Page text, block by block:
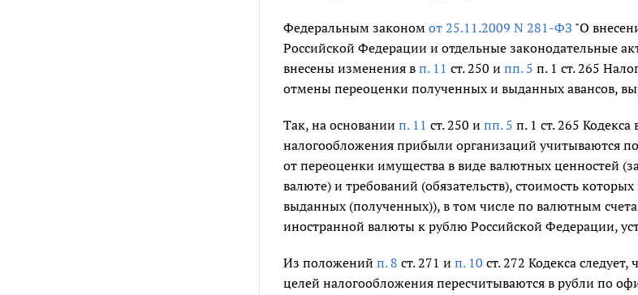
Федеральным законом от 25.11.2009 N 281-ФЗ "О
Российской Федерации и отдельные законодательные
внесены изменения в п. 11 ст. 250 и пп. 5 п. 1 ст. 265
отмены переоценки полученных и выданных авансов,
Так, на основании п. 11 ст. 250 и пп. 5 п. 1 ст. 265
налогообложения прибыли организаций учитываются
от переоценки имущества в виде валютных ценностей
валюте) и требований (обязательств), стоимость
выданных (полученных)), в том числе по валютным
иностранной валюты к рублю Российской Федерации,
Из положений п. 8 ст. 271 и п. 10 ст. 272 Кодекса
целей налогообложения пересчитываются в рубли по